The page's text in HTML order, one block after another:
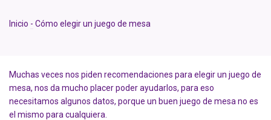
Inicio - Cómo elegir un juego de mesa
Muchas veces nos piden recomendaciones para elegir un juego de
mesa, nos da mucho placer poder ayudarlos, para eso
necesitamos algunos datos, porque un buen juego de mesa no es
el mismo para cualquiera.